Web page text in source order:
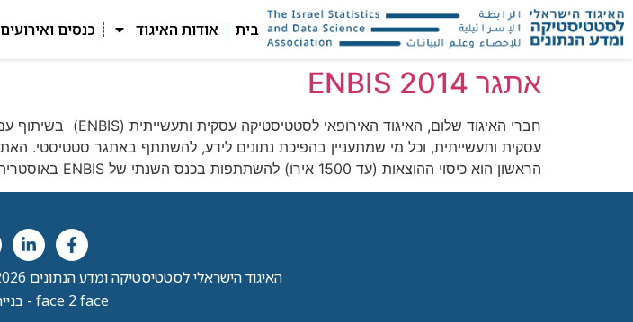
בית אודות האיגוד כנסים ואירועים
אתגר ENBIS 2014
הראשון הוא כיסוי ההוצאות (עד 1500 אירו) להשתתפות בכנס השנתי של ENBIS באוסטריה […]
האיגוד הישראלי לסטטיסטיקה ומדע הנתונים 2026 © כל הזכויות שמורות
face 2 face - בניית אתרים